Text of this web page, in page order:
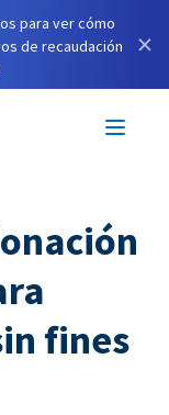
para ver cómo
de recaudación
×
fines